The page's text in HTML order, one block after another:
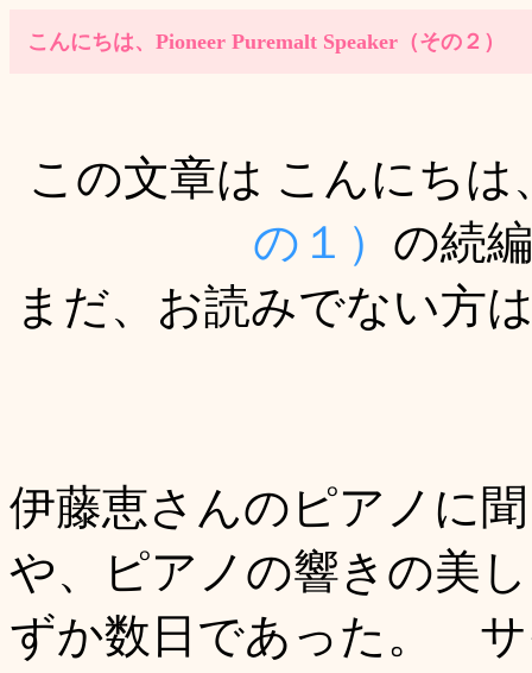
こんにちは、Pioneer Puremalt Speaker（その２）
この文章は こんにちは
の１） の続
まだ、お読みでない方
伊藤恵さんのピアノに
や、ピアノの響きの美
ずか数日であった。 サ